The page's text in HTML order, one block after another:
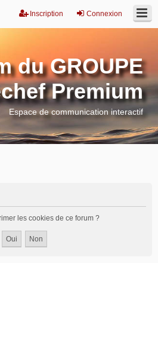
Connexion
Inscription
du GROUPE
Premium
Espace de communication interactif
les cookies de ce forum ?